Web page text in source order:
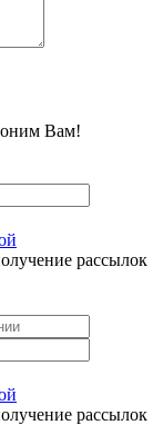
Вам!
рассылок
рассылок